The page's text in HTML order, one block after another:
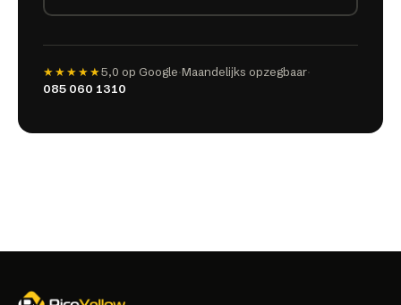
★★★★★5,0 op Google·Maandelijks opzegbaar·
085 060 1310